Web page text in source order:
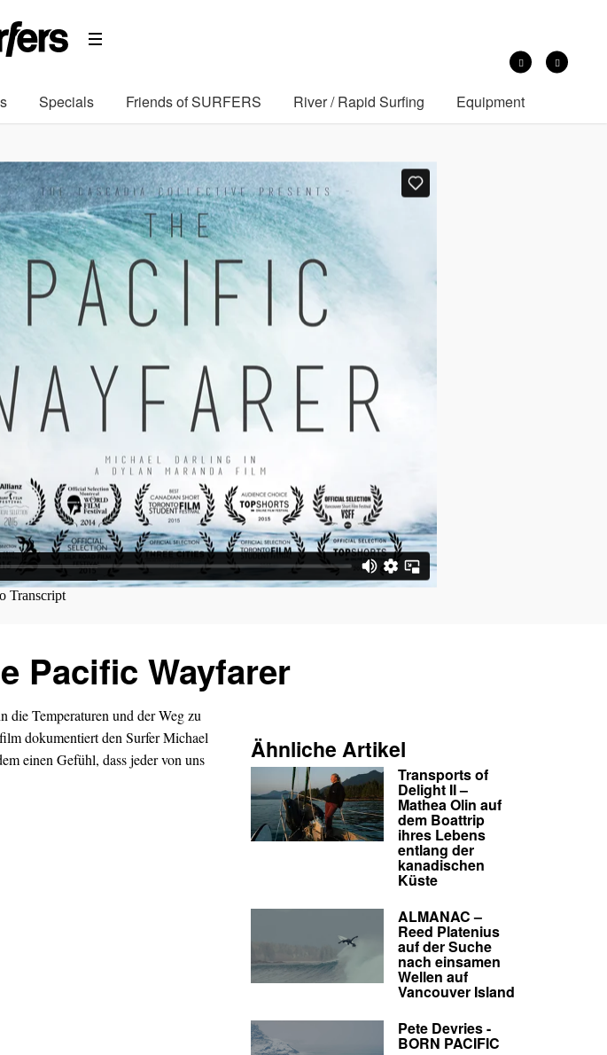
Specials Friends of SURFERS River / Rapid Surfing Equipment
Pacific Wayfarer
die Temperaturen und der Weg zu
dokumentiert den Surfer Michael
einen Gefühl, dass jeder von uns
Ähnliche Artikel
Transports of
Delight II –
Mathea Olin auf
dem Boattrip
ihres Lebens
entlang der
kanadischen
Küste
ALMANAC –
Reed Platenius
auf der Suche
nach einsamen
Wellen auf
Vancouver Island
Pete Devries -
BORN PACIFIC